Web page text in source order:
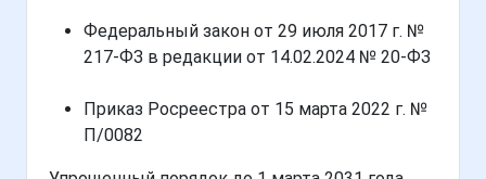
Федеральный закон от 29 июля 2017 г. №
217-ФЗ в редакции от 14.02.2024 № 20-ФЗ
Приказ Росреестра от 15 марта 2022 г. №
П/0082